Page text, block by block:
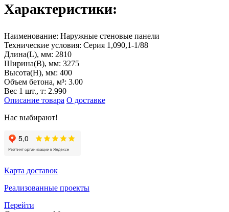
Характеристики:
Наименование: Наружные стеновые панели
Технические условия: Серия 1,090,1-1/88
Длина(L), мм: 2810
Ширина(B), мм: 3275
Высота(H), мм: 400
Объем бетона, м³: 3.00
Вес 1 шт., т: 2.990
Описание товара О доставке
Нас выбирают!
Карта доставок
Реализованные проекты
Перейти